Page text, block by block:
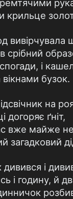
крильце
вивірчувала
срібний
і
вікнами бузок.
на
догоряє ґніт,
вже майже
загадковий
дивився і
і годину, й